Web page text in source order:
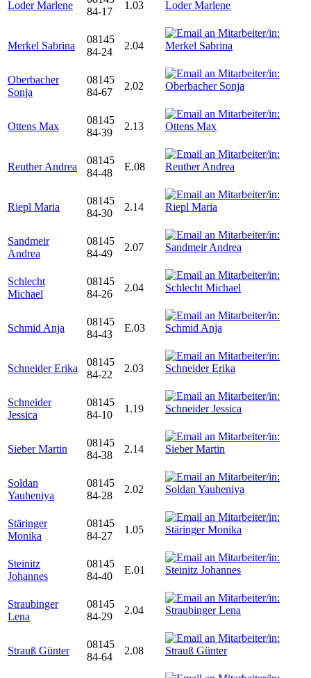
Loder Marlene
84-17
1.03
Merkel Sabrina
08145
84-24
2.04
Oberbacher
Sonja
08145
84-67
2.02
Ottens Max
08145
84-39
2.13
Reuther Andrea
08145
84-48
E.08
Riepl Maria
08145
84-30
2.14
Sandmeir
Andrea
08145
84-49
2.07
Schlecht
Michael
08145
84-26
2.04
Schmid Anja
08145
84-43
E.03
Schneider Erika
08145
84-22
2.03
Schneider
Jessica
08145
84-10
1.19
Sieber Martin
08145
84-38
2.14
Soldan
Yauheniya
08145
84-28
2.02
Stäringer
Monika
08145
84-27
1.05
Steinitz
Johannes
08145
84-40
E.01
Straubinger
Lena
08145
84-29
2.04
Strauß Günter
08145
84-64
2.08